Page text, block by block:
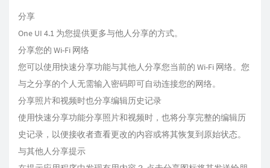
分享
One UI 4.1 为您提供更多与他人分享的方式。
分享您的 Wi-Fi 网络
您可以使用快速分享功能与其他人分享您当前的 Wi-Fi 网络。您
与之分享的个人无需输入密码即可自动连接您的网络。
分享照片和视频时也分享编辑历史记录
使用快速分享功能分享照片和视频时，也将分享完整的编辑历
史记录，以便接收者查看更改的内容或将其恢复到原始状态。
与其他人分享提示